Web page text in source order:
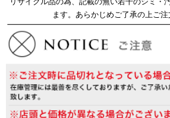
ます。あらかじめご了承の上ご注